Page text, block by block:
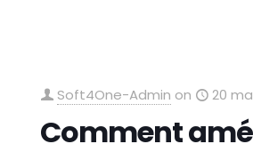
Soft4One-Admin on 20
Comment